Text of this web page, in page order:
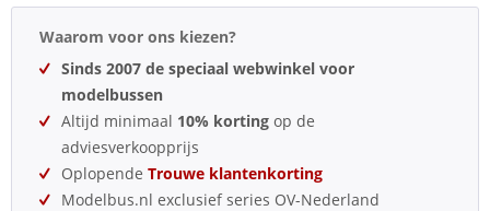
Waarom voor ons kiezen?
Sinds 2007 de speciaal webwinkel voor
modelbussen
Altijd minimaal 10% korting op de
adviesverkoopprijs
Oplopende Trouwe klantenkorting
Modelbus.nl exclusief series OV-Nederland